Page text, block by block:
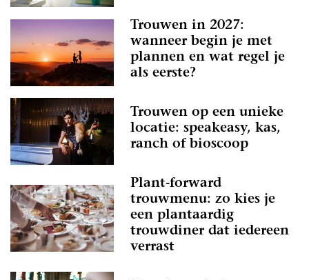
Trouwen in 2027:
wanneer begin je met
plannen en wat regel je
als eerste?
Trouwen op een unieke
locatie: speakeasy, kas,
ranch of bioscoop
Plant-forward
trouwmenu: zo kies je
een plantaardig
trouwdiner dat iedereen
verrast